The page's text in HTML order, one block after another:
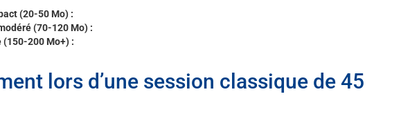
(20-50 Mo) :
(70-120 Mo) :
(150-200 Mo+) :
lors d’une session classique de 45